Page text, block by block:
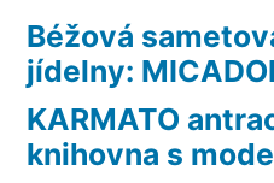
Béžová
jídelny:
KARMATO
knihovna s